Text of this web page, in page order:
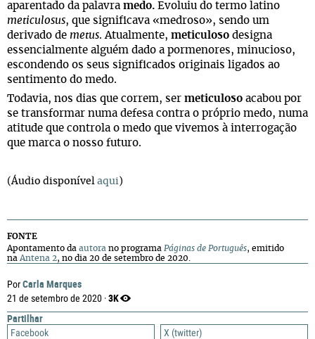
PorCarla Marques
21 de setembro de 2020 ·3K
Partilhar
Facebook
X (twitter)
aparentado da palavra medo. Evoluiu do termo latino
meticulosus, que significava «medroso», sendo um
derivado de metus. Atualmente, meticuloso designa
essencialmente alguém dado a pormenores, minucioso,
escondendo os seus significados originais ligados ao
sentimento do medo.
Todavia, nos dias que correm, ser meticuloso acabou por
se transformar numa defesa contra o próprio medo, numa
atitude que controla o medo que vivemos à interrogação
que marca o nosso futuro.
(Áudio disponível aqui)
FONTE
Apontamento da autora no programa Páginas de Português, emitido
na Antena 2, no dia 20 de setembro de 2020.